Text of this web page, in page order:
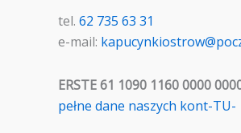
tel. 62 735 63 31
e-mail:
ERSTE 61 1090 1160 0000
pełne dane naszych kont-TU-